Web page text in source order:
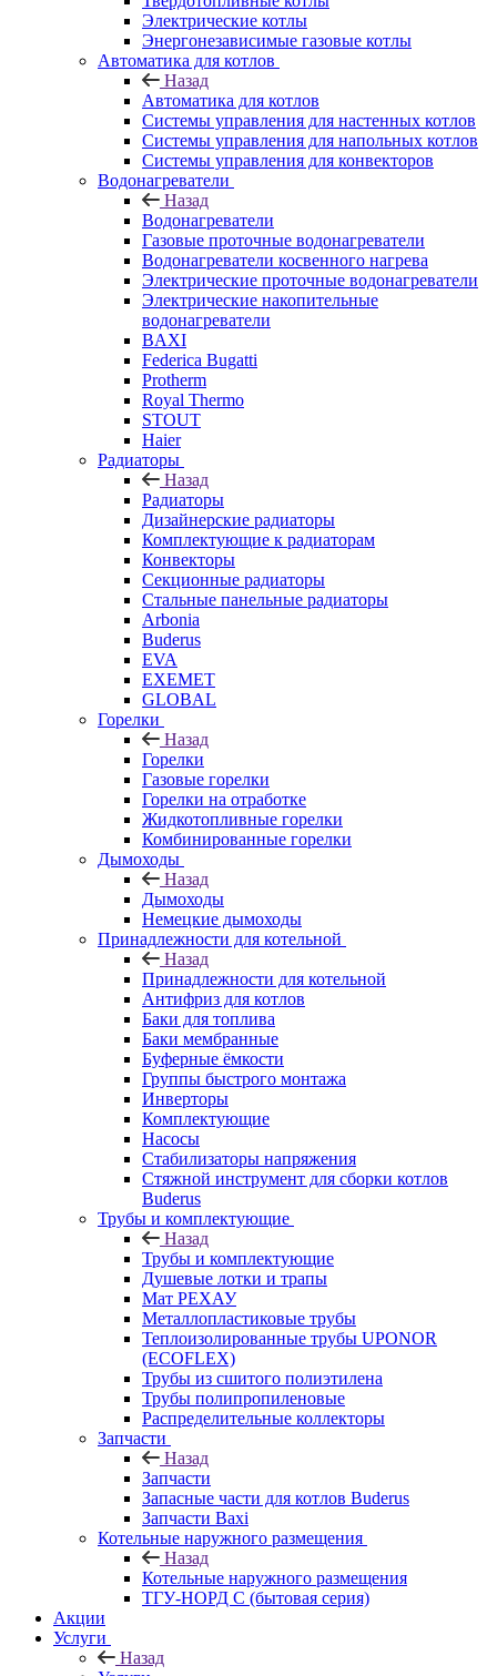
Электрические котлы
Энергонезависимые газовые котлы
Автоматика для котлов
Назад
Автоматика для котлов
Системы управления для настенных котлов
Системы управления для напольных котлов
Системы управления для конвекторов
Водонагреватели
Назад
Водонагреватели
Газовые проточные водонагреватели
Водонагреватели косвенного нагрева
Электрические проточные водонагреватели
Электрические накопительные
водонагреватели
BAXI
Federica Bugatti
Protherm
Royal Thermo
STOUT
Haier
Радиаторы
Назад
Радиаторы
Дизайнерские радиаторы
Комплектующие к радиаторам
Конвекторы
Секционные радиаторы
Стальные панельные радиаторы
Arbonia
Buderus
EVA
EXEMET
GLOBAL
Горелки
Назад
Горелки
Газовые горелки
Горелки на отработке
Жидкотопливные горелки
Комбинированные горелки
Дымоходы
Назад
Дымоходы
Немецкие дымоходы
Принадлежности для котельной
Назад
Принадлежности для котельной
Антифриз для котлов
Баки для топлива
Баки мембранные
Буферные ёмкости
Группы быстрого монтажа
Инверторы
Комплектующие
Насосы
Стабилизаторы напряжения
Стяжной инструмент для сборки котлов
Buderus
Трубы и комплектующие
Назад
Трубы и комплектующие
Душевые лотки и трапы
Мат РЕХАУ
Металлопластиковые трубы
Теплоизолированные трубы UPONOR
(ECOFLEX)
Трубы из сшитого полиэтилена
Трубы полипропиленовые
Распределительные коллекторы
Запчасти
Назад
Запчасти
Запасные части для котлов Buderus
Запчасти Baxi
Котельные наружного размещения
Назад
Котельные наружного размещения
ТГУ-НОРД С (бытовая серия)
Акции
Услуги
Назад